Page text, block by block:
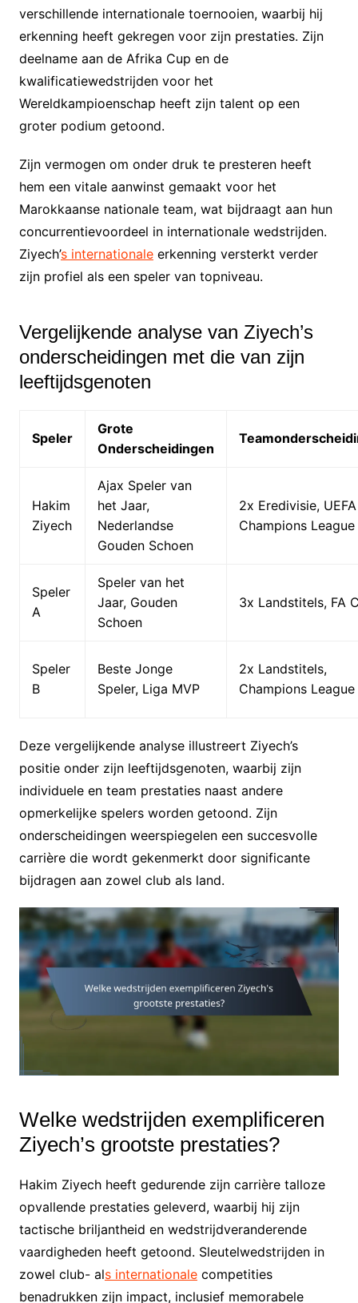
verschillende internationale toernooien, waarbij hij
erkenning heeft gekregen voor zijn prestaties. Zijn
deelname aan de Afrika Cup en de
kwalificatiewedstrijden voor het
Wereldkampioenschap heeft zijn talent op een
groter podium getoond.
Zijn vermogen om onder druk te presteren heeft
hem een vitale aanwinst gemaakt voor het
Marokkaanse nationale team, wat bijdraagt aan hun
concurrentievoordeel in internationale wedstrijden.
Ziyech’s internationaleerkenning versterkt verder
zijn profiel als een speler van topniveau.
Vergelijkende analyse van Ziyech’s
onderscheidingen met die van zijn
leeftijdsgenoten
Speler
Grote
Onderscheidingen
Hakim
Ziyech
Ajax Speler van
het Jaar,
Nederlandse
Gouden Schoen
2x Eredivisie, UEFA
Champions League
Speler
A
Speler van het
Jaar, Gouden
Schoen
3x Landstitels, FA
Speler
B
Beste Jonge
Speler, Liga MVP
2x Landstitels,
Champions League
Deze vergelijkende analyse illustreert Ziyech’s
positie onder zijn leeftijdsgenoten, waarbij zijn
individuele en team prestaties naast andere
opmerkelijke spelers worden getoond. Zijn
onderscheidingen weerspiegelen een succesvolle
carrière die wordt gekenmerkt door significante
bijdragen aan zowel club als land.
Welke wedstrijden exemplificeren
Ziyech’s grootste prestaties?
Hakim Ziyech heeft gedurende zijn carrière talloze
opvallende prestaties geleverd, waarbij hij zijn
tactische briljantheid en wedstrijdveranderende
vaardigheden heeft getoond. Sleutelwedstrijden in
zowel club- als internationalecompetities
benadrukken zijn impact, inclusief memorabele